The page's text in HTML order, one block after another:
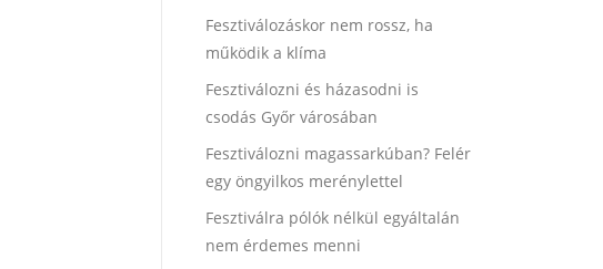
Fesztiválozáskor nem rossz, ha
működik a klíma
Fesztiválozni és házasodni is
csodás Győr városában
Fesztiválozni magassarkúban? Felér
egy öngyilkos merénylettel
Fesztiválra pólók nélkül egyáltalán
nem érdemes menni